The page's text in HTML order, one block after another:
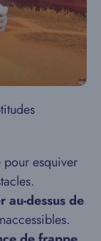
pour esquiver
au-dessus de